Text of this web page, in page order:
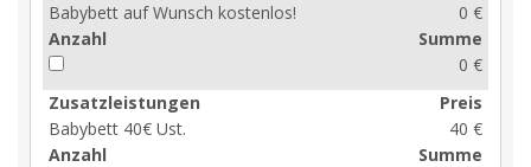
Babybett auf Wunsch kostenlos!
0 €
Anzahl
Summe
0 €
Zusatzleistungen
Babybett 40€ Ust.
Preis
40 €
Anzahl
Summe